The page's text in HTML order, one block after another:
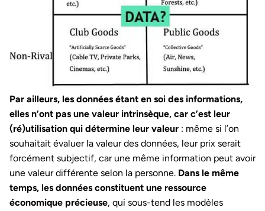
Par ailleurs, les données étant en soi des informations,
elles n’ont pas une valeur intrinsèque, car c’est leur
(ré)utilisation qui détermine leur valeur : même si l’on
souhaitait évaluer la valeur des données, leur prix serait
forcément subjectif, car une même information peut avoir
une valeur différente selon la personne. Dans le même
temps, les données constituent une ressource
économique précieuse, qui sous-tend les modèles